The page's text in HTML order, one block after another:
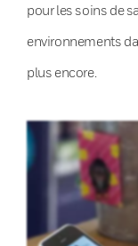
pour les soins de
environnements
plus encore.